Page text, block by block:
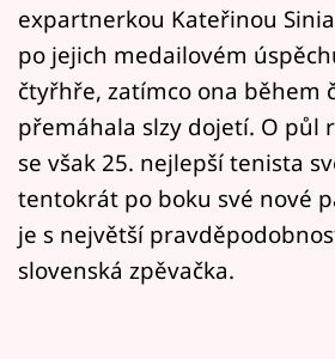
expartnerkou Kateřinou
po jejich medailovém
čtyřhře, zatímco ona během
přemáhala slzy dojetí. O půl
se však 25. nejlepší tenista
tentokrát po boku své nové
je s největší
slovenská zpěvačka.